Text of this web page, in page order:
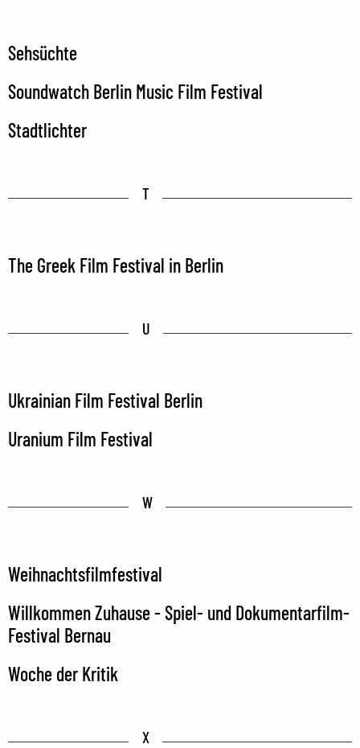
Sehsüchte
Soundwatch Berlin Music Film Festival
Stadtlichter
T
The Greek Film Festival in Berlin
U
Ukrainian Film Festival Berlin
Uranium Film Festival
W
Weihnachtsfilmfestival
Willkommen Zuhause - Spiel- und Dokumentarfilm-
Festival Bernau
Woche der Kritik
X